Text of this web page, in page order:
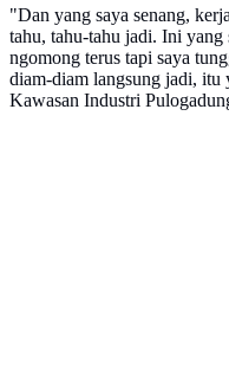
"Dan yang saya senang,
tahu, tahu-tahu jadi. Ini
ngomong terus tapi saya
diam-diam langsung jadi, itu
Kawasan Industri